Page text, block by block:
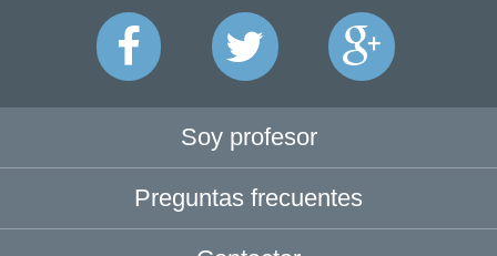
Soy profesor
Preguntas frecuentes